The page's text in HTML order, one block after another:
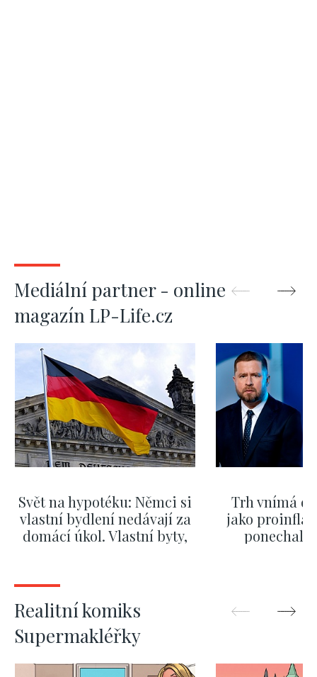
Mediální partner - online
magazín LP-Life.cz
Svět na hypotéku: Němci si
vlastní bydlení nedávají za
domácí úkol. Vlastní byty,
Trh vnímá
jako
ponechali
Realitní komiks
Supermakléřky